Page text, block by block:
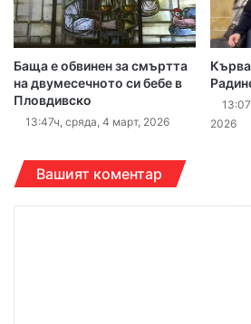
Баща е обвинен за смъртта
на двумесечното си бебе в
Пловдивско
13:47ч, сряда, 4 март, 2026
2026
Вашият коментар